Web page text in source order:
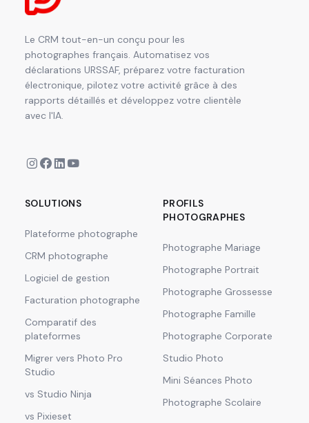
Le CRM tout-en-un conçu pour les
photographes français. Automatisez vos
déclarations URSSAF, préparez votre facturation
électronique, pilotez votre activité grâce à des
rapports détaillés et développez votre clientèle
avec l'IA.
SOLUTIONS
Plateforme photographe
CRM photographe
Logiciel de gestion
Facturation photographe
Comparatif des
plateformes
Migrer vers Photo Pro
Studio
vs Studio Ninja
vs Pixieset
PROFILS
PHOTOGRAPHES
Photographe Mariage
Photographe Portrait
Photographe Grossesse
Photographe Famille
Photographe Corporate
Studio Photo
Mini Séances Photo
Photographe Scolaire